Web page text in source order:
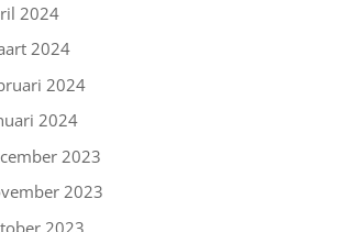
2024
2024
2024
2024
2023
2023
2023